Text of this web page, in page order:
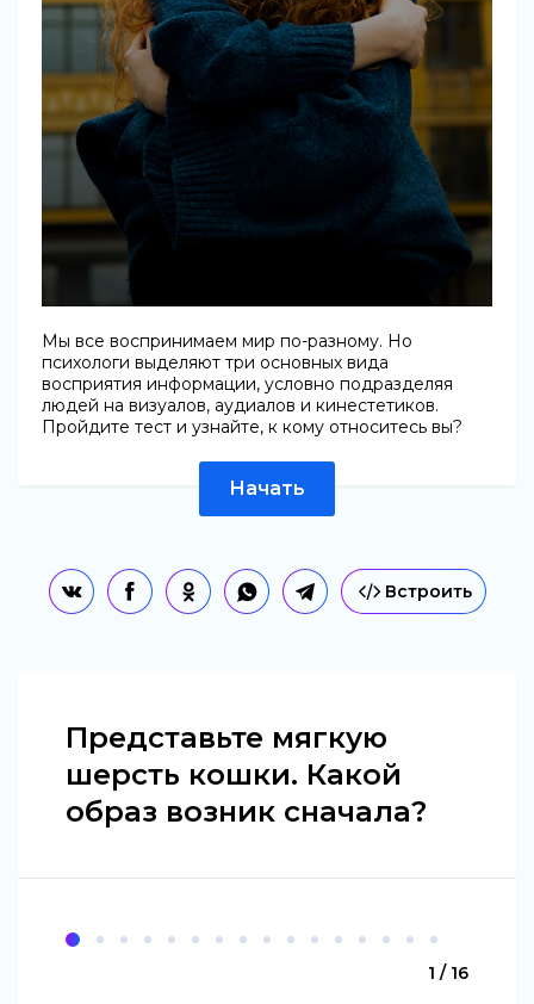
Мы все воспринимаем мир по-разному. Но
психологи выделяют три основных вида
восприятия информации, условно подразделяя
людей на визуалов, аудиалов и кинестетиков.
Пройдите тест и узнайте, к кому относитесь вы?
Начать
Встроить
Представьте мягкую
шерсть кошки. Какой
образ возник сначала?
1 / 16